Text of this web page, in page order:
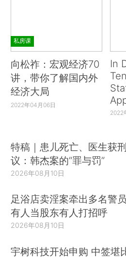
私房课
向松祚：宏观经济70
讲，带你了解国内外
经济大局
2022年04月06日
In
2022
特稿｜患儿死亡、医生获
议：韩杰案的“罪与罚”
2026年08月10日
足浴店卖淫案牵出多名警员
有人当股东有人打招呼
2026年08月10日
宇树科技开始申购 中签堪